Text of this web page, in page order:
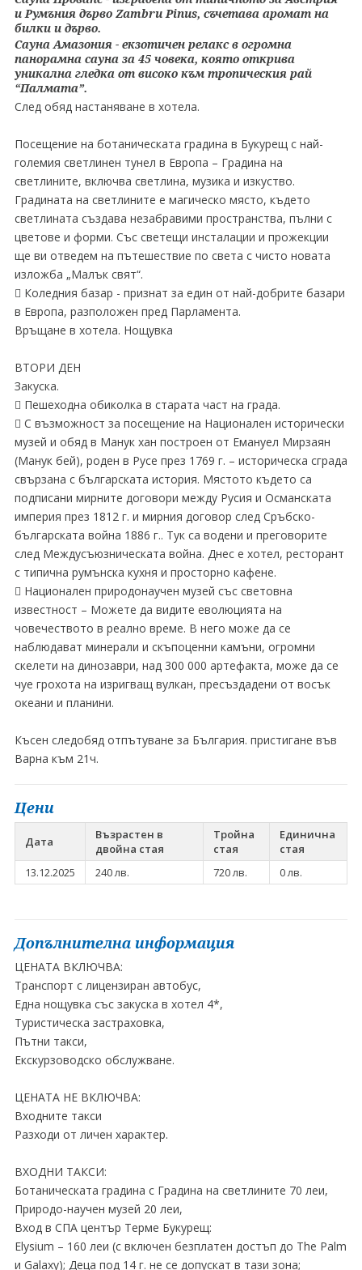
и Румъния дърво Zambru Pinus, съчетава аромат на
билки и дърво.
Сауна Амазония - екзотичен релакс в огромна
панорамна сауна за 45 човека, която открива
уникална гледка от високо към тропическия рай
“Палмата”.
След обяд настаняване в хотела.
Посещение на ботаническата градина в Букурещ с най-
големия светлинен тунел в Европа – Градина на
светлините, включва светлина, музика и изкуство.
Градината на светлините е магическо място, където
светлината създава незабравими пространства, пълни с
цветове и форми. Със светещи инсталации и прожекции
ще ви отведем на пътешествие по света с чисто новата
изложба „Малък свят“.
 Коледния базар - признат за един от най-добрите базари
в Европа, разположен пред Парламента.
Връщане в хотела. Нощувка
ВТОРИ ДЕН
Закуска.
 Пешеходна обиколка в старата част на града.
 С възможност за посещение на Национален исторически
музей и обяд в Манук хан построен от Емануел Мирзаян
(Манук бей), роден в Русе през 1769 г. – историческа сграда
свързана с българската история. Мястото където са
подписани мирните договори между Русия и Османската
империя през 1812 г. и мирния договор след Сръбско-
българската война 1886 г.. Тук са водени и преговорите
след Междусъюзническата война. Днес е хотел, ресторант
с типична румънска кухня и просторно кафене.
 Национален природонаучен музей със световна
известност – Можете да видите еволюцията на
човечеството в реално време. В него може да се
наблюдават минерали и скъпоценни камъни, огромни
скелети на динозаври, над 300 000 артефакта, може да се
чуе грохота на изригващ вулкан, пресъздадени от восък
океани и планини.
Късен следобяд отпътуване за България. пристигане във
Варна към 21ч.
Цени
Дата
Възрастен в
двойна стая
Тройна
стая
Единична
стая
13.12.2025
240 лв. 720 лв. 0 лв.
Допълнителна информация
ЦЕНАТА ВКЛЮЧВА:
Транспорт с лицензиран автобус,
Една нощувка със закуска в хотел 4*,
Туристическа застраховка,
Пътни такси,
Екскурзоводско обслужване.
ЦЕНАТА НЕ ВКЛЮЧВА:
Входните такси
Разходи от личен характер.
ВХОДНИ ТАКСИ:
Ботаническата градина с Градина на светлините 70 леи,
Природо-научен музей 20 леи,
Вход в СПА център Терме Букурещ:
Elysium – 160 леи (с включен безплатен достъп до The Palm
и Galaxy); Деца под 14 г. не се допускат в тази зона;